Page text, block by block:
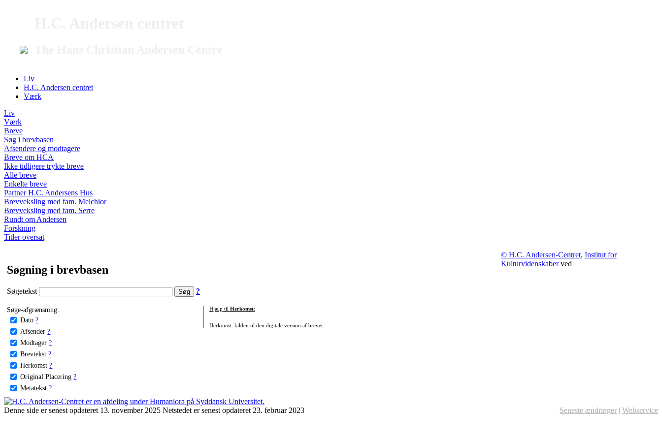
Liv
H.C. Andersen centret
Værk
Liv
Værk
Breve
Søg i brevbasen
Afsendere og modtagere
Breve om HCA
Ikke tidligere trykte breve
Alle breve
Enkelte breve
Partner H.C. Andersens Hus
Brevveksling med fam. Melchior
Brevveksling med fam. Serre
Rundt om Andersen
Forskning
Titler oversat
Søgning i brevbasen
Søgetekst ?
Søge-afgrænsning:
Dato ?
Afsender ?
Modtager ?
Brevtekst ?
Herkomst ?
Original Placering ?
Metatekst ?
Hjælp til Herkomst:
Herkomst: kilden til den digitale version af brevet.
© H.C. Andersen-Centret, Institut for
Kulturvidenskaberved
Denne side er senest opdateret 13. november 2025 Netstedet er senest opdateret 23. februar 2023 Seneste ændringer | Webservice